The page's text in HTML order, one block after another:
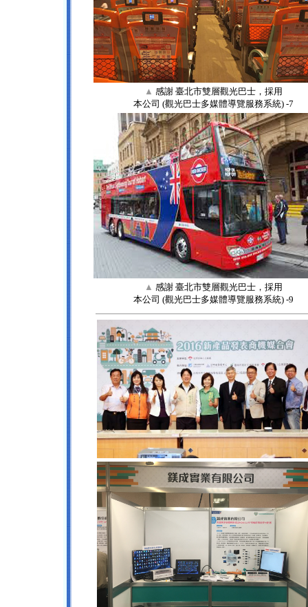
▲ 感謝 臺北市雙層觀光巴士，採用
本公司 (觀光巴士多媒體導覽服務系統) -7
▲ 感謝 臺北市雙層觀光巴士，採用
本公司 (觀光巴士多媒體導覽服務系統) -9